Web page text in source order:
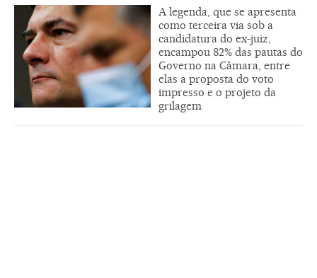
A legenda, que se apresenta
como terceira via sob a
candidatura do ex-juiz,
encampou 82% das pautas do
Governo na Câmara, entre
elas a proposta do voto
impresso e o projeto da
grilagem